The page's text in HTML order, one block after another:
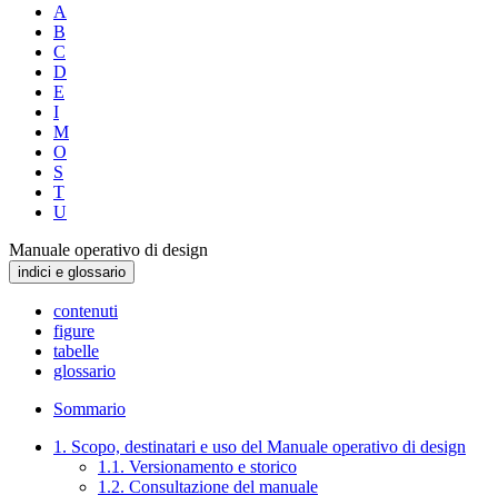
A
B
C
D
E
I
M
O
S
T
U
Manuale operativo di design
indici e glossario
contenuti
figure
tabelle
glossario
Sommario
1. Scopo, destinatari e uso del Manuale operativo di design
1.1. Versionamento e storico
1.2. Consultazione del manuale